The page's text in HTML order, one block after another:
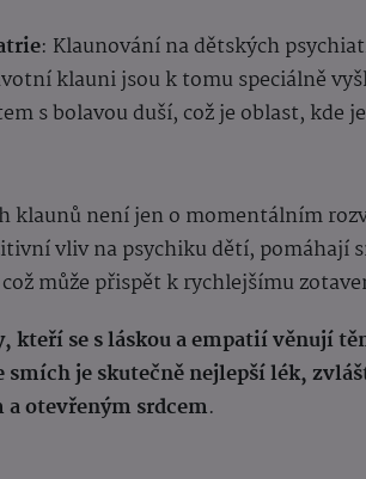
: Klaunování na dětských
klauni jsou k tomu speciálně
s bolavou duší, což je oblast, kde
klaunů není jen o momentálním
vliv na psychiku dětí, pomáhají
může přispět k rychlejšímu
kteří se s láskou a empatií věnují
smích je skutečně nejlepší lék,
otevřeným srdcem.